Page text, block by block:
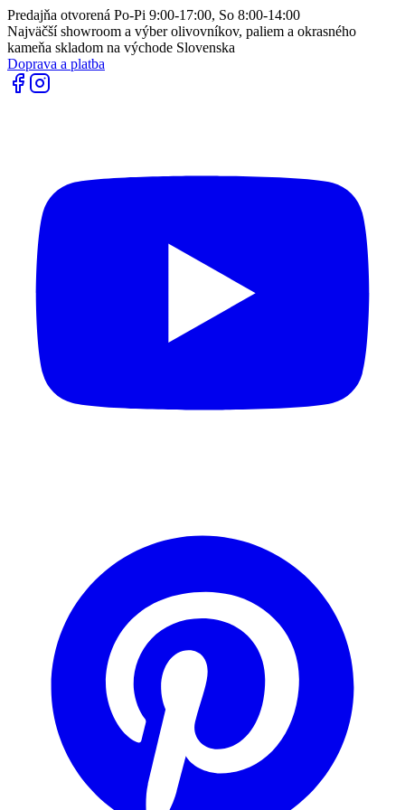
Predajňa otvorená Po-Pi 9:00-17:00, So 8:00-14:00
Najväčší showroom a výber olivovníkov, paliem a okrasného
kameňa skladom na východe Slovenska
Doprava a platba